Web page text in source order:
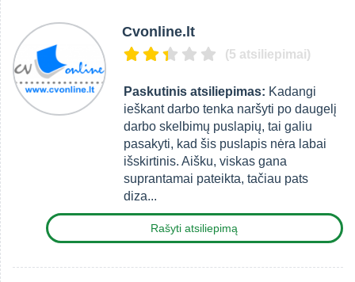
Cvonline.lt
(5 atsiliepimai)
Paskutinis atsiliepimas: Kadangi
ieškant darbo tenka naršyti po daugelį
darbo skelbimų puslapių, tai galiu
pasakyti, kad šis puslapis nėra labai
išskirtinis. Aišku, viskas gana
suprantamai pateikta, tačiau pats
diza...
Rašyti atsiliepimą